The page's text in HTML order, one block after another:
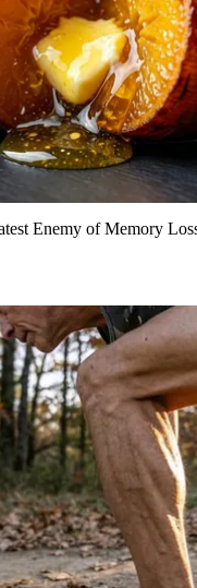
Enemy of Memory